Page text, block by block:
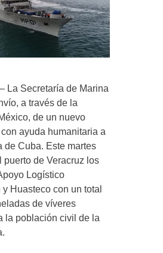
La Secretaría de Marina
a través de la
de un nuevo
ayuda humanitaria a
de Cuba. Este martes
puerto de Veracruz los
Logístico
Huasteco con un total
de víveres
la población civil de la